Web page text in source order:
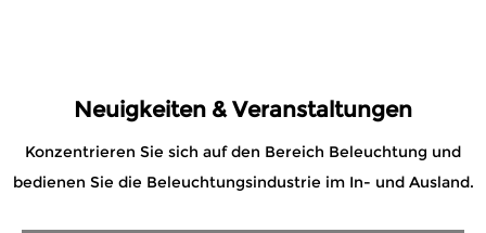
Neuigkeiten & Veranstaltungen
Konzentrieren Sie sich auf den Bereich Beleuchtung und
bedienen Sie die Beleuchtungsindustrie im In- und Ausland.